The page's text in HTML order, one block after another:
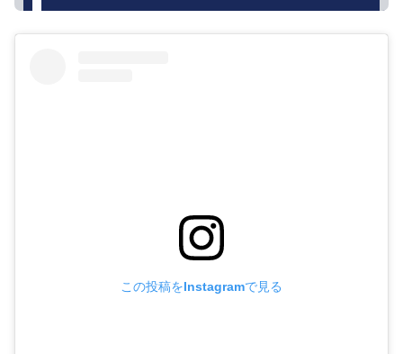
この投稿をInstagramで見る